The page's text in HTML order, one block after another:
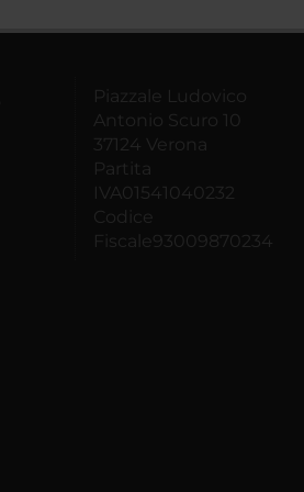
Piazzale Ludovico
Antonio Scuro 10
37124 Verona
Partita
IVA01541040232
Codice
Fiscale93009870234